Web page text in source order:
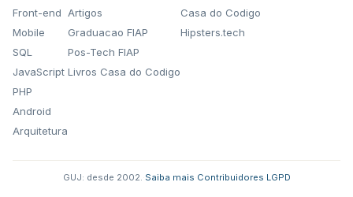
Front-end
Mobile
SQL
JavaScript
PHP
Android
Arquitetura
Artigos
Graduacao FIAP
Pos-Tech FIAP
Livros Casa do Codigo
Casa do Codigo
Hipsters.tech
GUJ: desde 2002. Saiba mais Contribuidores LGPD